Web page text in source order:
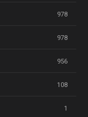
978
978
956
108
1